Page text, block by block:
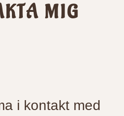
MIG
i kontakt med